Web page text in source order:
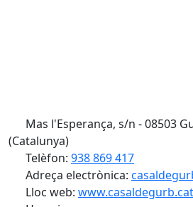
Mas l'Esperança, s/n - 08503
(Catalunya)
Telèfon: 938 869 417
Adreça electrònica:
Lloc web: www.casaldegurb.cat